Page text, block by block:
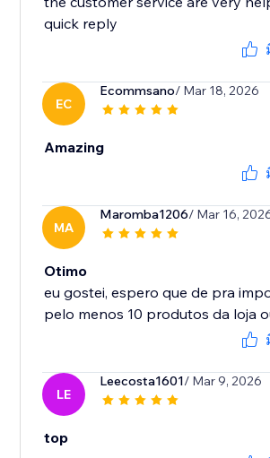
quick reply
EC
Ecommsano/ Mar 18, 2026
Amazing
MA
Maromba1206/ Mar 16,
Otimo
eu gostei, espero que de pra
LE
Leecosta1601/ Mar 9, 2026
top